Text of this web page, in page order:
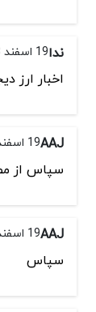
ندا19 اسفند 1403 - 23:07
اخبار ارز
AAJ19 اسفند 1403 - 22:13
سپاس از
AAJ19 اسفند 1403 - 22:13
سپاس